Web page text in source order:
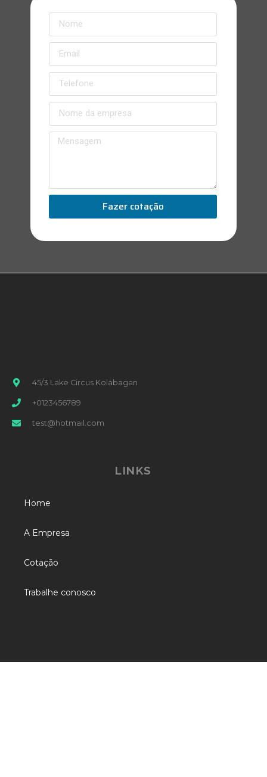
Fazer cotação
45/3 Lake Circus Kolabagan
+0123456789
test@hotmail.com
LINKS
Home
A Empresa
Cotação
Trabalhe conosco